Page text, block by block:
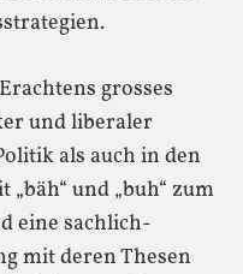
grosses
und liberaler
als auch in den
und „buh“ zum
eine sachlich-
mit deren Thesen